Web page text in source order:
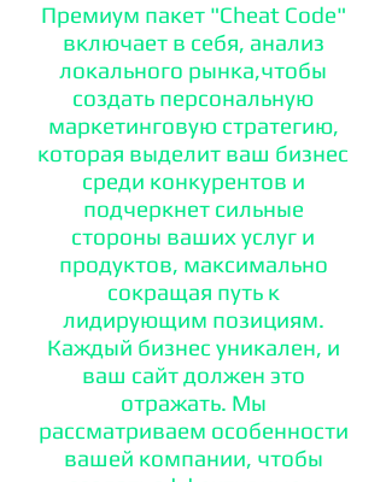
Премиум пакет "Cheat Code"
включает в себя, анализ
локального рынка,чтобы
создать персональную
маркетинговую стратегию,
которая выделит ваш бизнес
среди конкурентов и
подчеркнет сильные
стороны ваших услуг и
продуктов, максимально
сокращая путь к
лидирующим позициям.
Каждый бизнес уникален, и
ваш сайт должен это
отражать. Мы
рассматриваем особенности
вашей компании, чтобы